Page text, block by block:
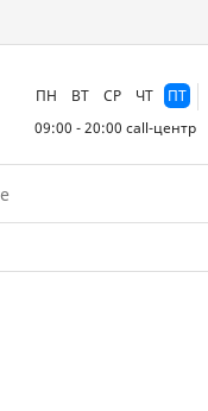
ПН ВТ СР ЧТ ПТ
09:00 - 20:00 call-центр